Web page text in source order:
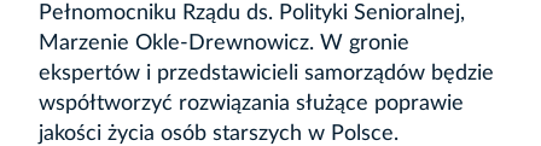
Pełnomocniku Rządu ds. Polityki Senioralnej,
Marzenie Okle-Drewnowicz. W gronie
ekspertów i przedstawicieli samorządów będzie
współtworzyć rozwiązania służące poprawie
jakości życia osób starszych w Polsce.